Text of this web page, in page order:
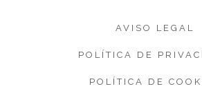
AVISO LEGAL
POLÍTICA DE
POLÍTICA DE